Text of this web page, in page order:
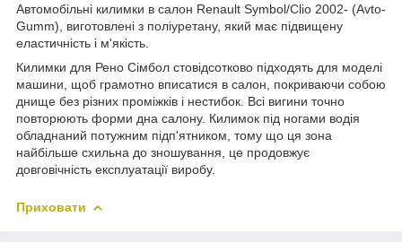
Автомобільні килимки в салон Renault Symbol/Clio 2002- (Avto-
Gumm), виготовлені з поліуретану, який має підвищену
еластичність і м'якість.
Килимки для Рено Сімбол стовідсотково підходять для моделі
машини, щоб грамотно вписатися в салон, покриваючи собою
днище без різних проміжків і нестибок. Всі вигини точно
повторюють форми дна салону. Килимок під ногами водія
обладнаний потужним підп'ятником, тому що ця зона
найбільше схильна до зношування, це продовжує
довговічність експлуатації виробу.
Приховати